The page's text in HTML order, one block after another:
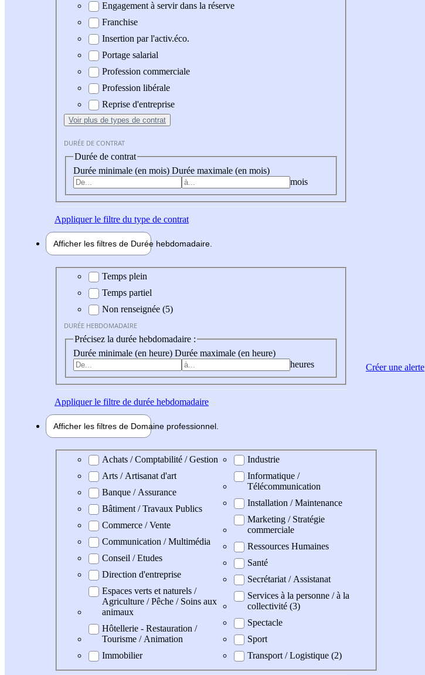
Engagement à servir dans la réserve
Franchise
Insertion par l'activ.éco.
Portage salarial
Profession commerciale
Profession libérale
Reprise d'entreprise
Voir plus de types de contrat
DURÉE DE CONTRAT
Durée de contrat
Durée minimale (en mois) Durée maximale (en mois)
mois
Appliquerle filtre du type de contrat
Afficher les filtres de Durée hebdomadaire
Durée hebdomadaire
Temps plein
Temps partiel
Non renseignée (5)
DURÉE HEBDOMADAIRE
Précisez la durée hebdomadaire :
Durée minimale (en heure) Durée maximale (en heure)
heures
Appliquerle filtre de durée hebdomadaire
Afficher les filtres de Domaine professionnel
Domaine professionel
Achats / Comptabilité / Gestion
Arts / Artisanat d'art
Banque / Assurance
Bâtiment / Travaux Publics
Commerce / Vente
Communication / Multimédia
Conseil / Etudes
Direction d'entreprise
Espaces verts et naturels /
Agriculture / Pêche / Soins aux
animaux
Hôtellerie - Restauration /
Tourisme / Animation
Immobilier
Industrie
Informatique /
Télécommunication
Installation / Maintenance
Marketing / Stratégie
commerciale
Ressources Humaines
Santé
Secrétariat / Assistanat
Services à la personne / à la
collectivité (3)
Spectacle
Sport
Transport / Logistique (2)
Créer une alerte